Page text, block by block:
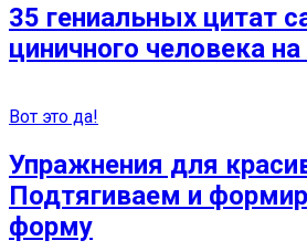
35 гениальных цитат
циничного человека на
Вот это да!
Упражнения для
Подтягиваем и
форму